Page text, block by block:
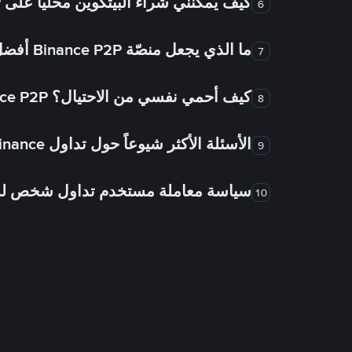
6
7 ما الذي يجعل منصّة Binance P2P أفضل من الأسواق الأخرى للتداول من شخص لشخص؟
8 كيف أحمي نفسي من الاحتيال؟ Binance P2P ضمان FTW!
9 الأسئلة الأكثر شيوعاً حول تداول Binance شخص لشخص
10 سياسة معاملة مستخدم تداول